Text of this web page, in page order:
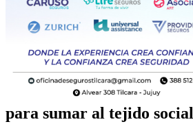
para sumar al tejido social